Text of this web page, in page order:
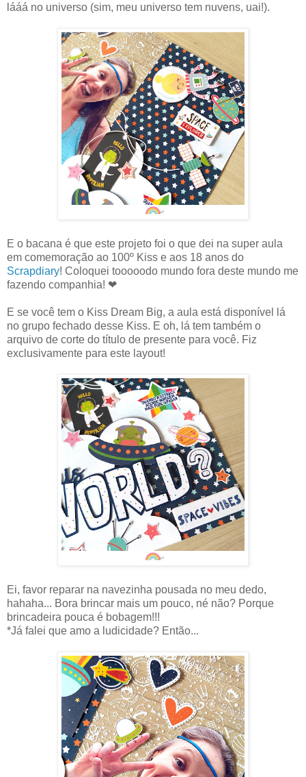
lááá no universo (sim, meu universo tem nuvens, uai!).
E o bacana é que este projeto foi o que dei na super aula
em comemoração ao 100º Kiss e aos 18 anos do
Scrapdiary! Coloquei tooooodo mundo fora deste mundo me
fazendo companhia! ❤
E se você tem o Kiss Dream Big, a aula está disponível lá
no grupo fechado desse Kiss. E oh, lá tem também o
arquivo de corte do título de presente para você. Fiz
exclusivamente para este layout!
Ei, favor reparar na navezinha pousada no meu dedo,
hahaha... Bora brincar mais um pouco, né não? Porque
brincadeira pouca é bobagem!!!
*Já falei que amo a ludicidade? Então...